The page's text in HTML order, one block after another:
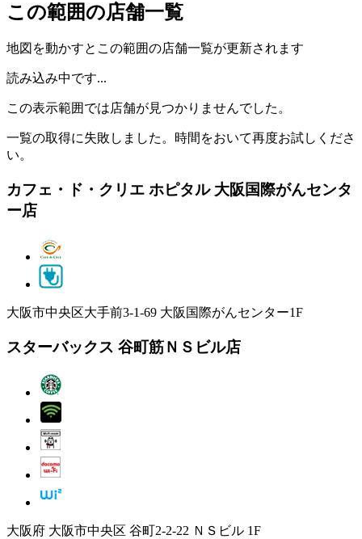
この範囲の店舗一覧
地図を動かすとこの範囲の店舗一覧が更新されます
読み込み中です...
この表示範囲では店舗が見つかりませんでした。
一覧の取得に失敗しました。時間をおいて再度お試しくださ
い。
カフェ・ド・クリエ ホピタル 大阪国際がんセンタ
ー店
大阪市中央区大手前3-1-69 大阪国際がんセンター1F
スターバックス 谷町筋ＮＳビル店
大阪府 大阪市中央区 谷町2-2-22 ＮＳビル 1F